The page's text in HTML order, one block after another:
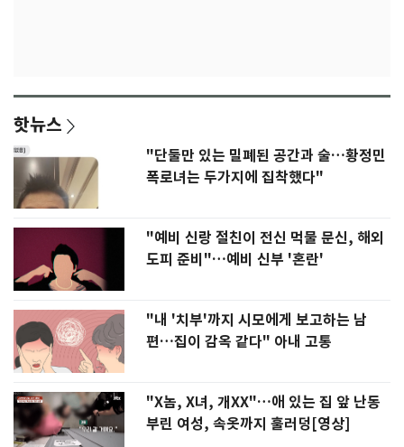
핫뉴스
"단둘만 있는 밀폐된 공간과 술…황정민
폭로녀는 두가지에 집착했다"
"예비 신랑 절친이 전신 먹물 문신, 해외
도피 준비"…예비 신부 '혼란'
"내 '치부'까지 시모에게 보고하는 남
편…집이 감옥 같다" 아내 고통
"X놈, X녀, 개XX"…애 있는 집 앞 난동
부린 여성, 속옷까지 훌러덩[영상]